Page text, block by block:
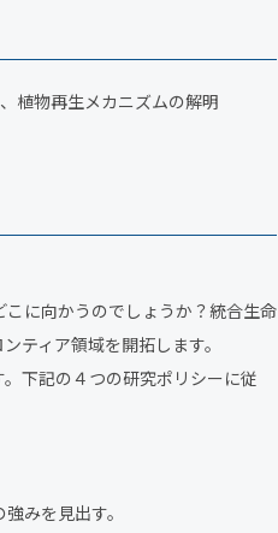
植物再生メカニズムの解明
に向かうのでしょうか？統合生命
ティア領域を開拓します。
下記の４つの研究ポリシーに従
みを見出す。